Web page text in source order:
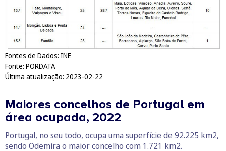
Fontes de Dados: INE
Fonte: PORDATA
Última atualização: 2023-02-22
Maiores concelhos de Portugal em
área ocupada, 2022
Portugal, no seu todo, ocupa uma superfície de 92.225 km2,
sendo Odemira o maior concelho com 1.721 km2.